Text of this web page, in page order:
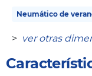
Neumático de
> ver otras